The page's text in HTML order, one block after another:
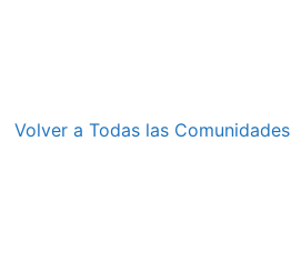
Volver a Todas las Comunidades